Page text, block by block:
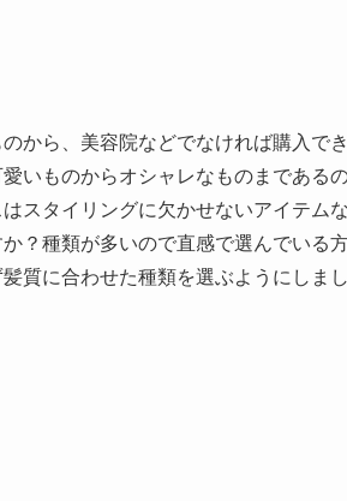
から、美容院などでなければ購入で
いものからオシャレなものまである
スタイリングに欠かせないアイテム
？種類が多いので直感で選んでいる
質に合わせた種類を選ぶようにしまし